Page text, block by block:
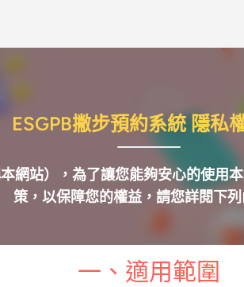
ESGPB撇步預約系統 隱私
網站），為了讓您能夠安心的使用
策，以保障您的權益，請您詳閱下列
一、適用範圍